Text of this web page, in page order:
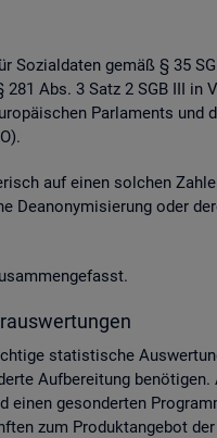
gemäß § 35
Abs. 3 Satz 2 SGB III in
Par­la­ments und
auf einen sol­chen
De­an­ony­mi­sie­rung oder
sta­tis­ti­sche
Auf­be­rei­tung
einen ge­son­der­ten
zum Pro­dukt­an­ge­bot